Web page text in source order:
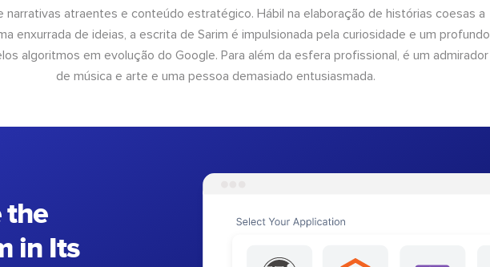
narrativas atraentes e conteúdo estratégico. Hábil na elaboração de histórias coesas a
enxurrada de ideias, a escrita de Sarim é impulsionada pela curiosidade e um profundo
algoritmos em evolução do Google. Para além da esfera profissional, é um admirador
de música e arte e uma pessoa demasiado entusiasmada.
the
in Its